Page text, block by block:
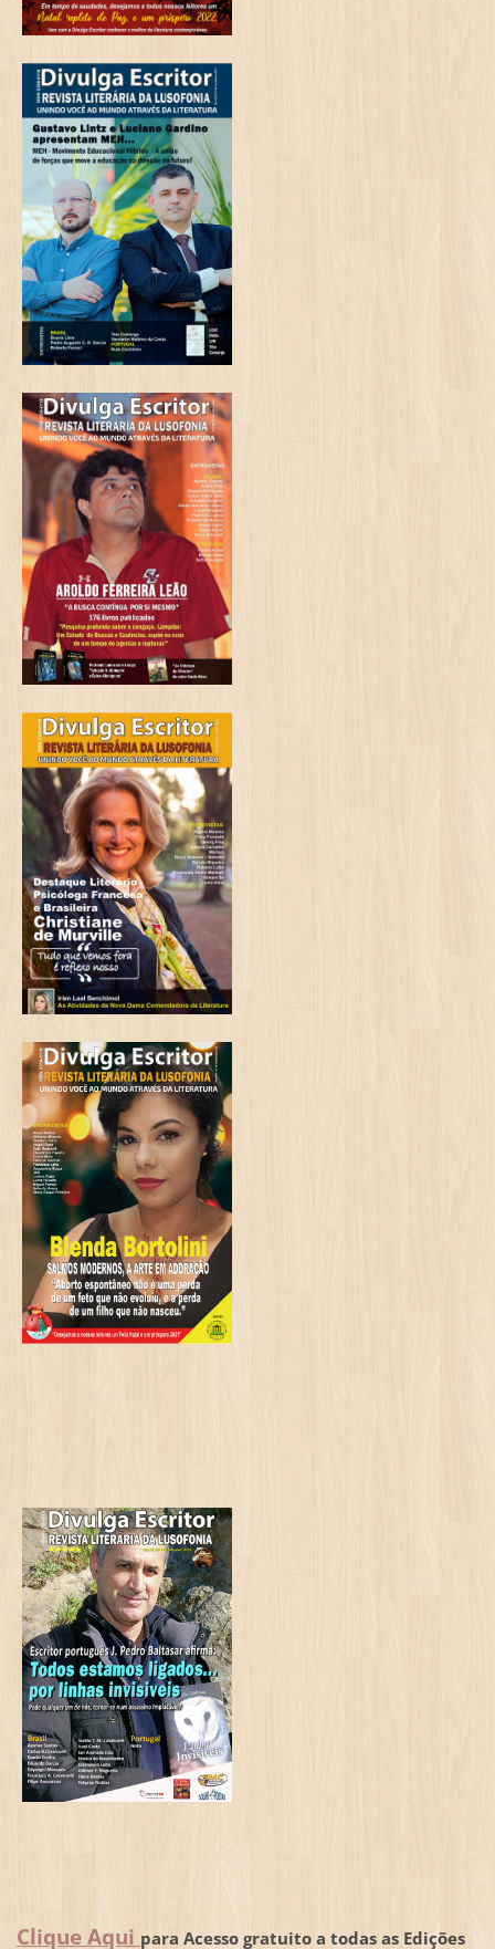
Clique Aqui para Acesso gratuito a todas as Edições